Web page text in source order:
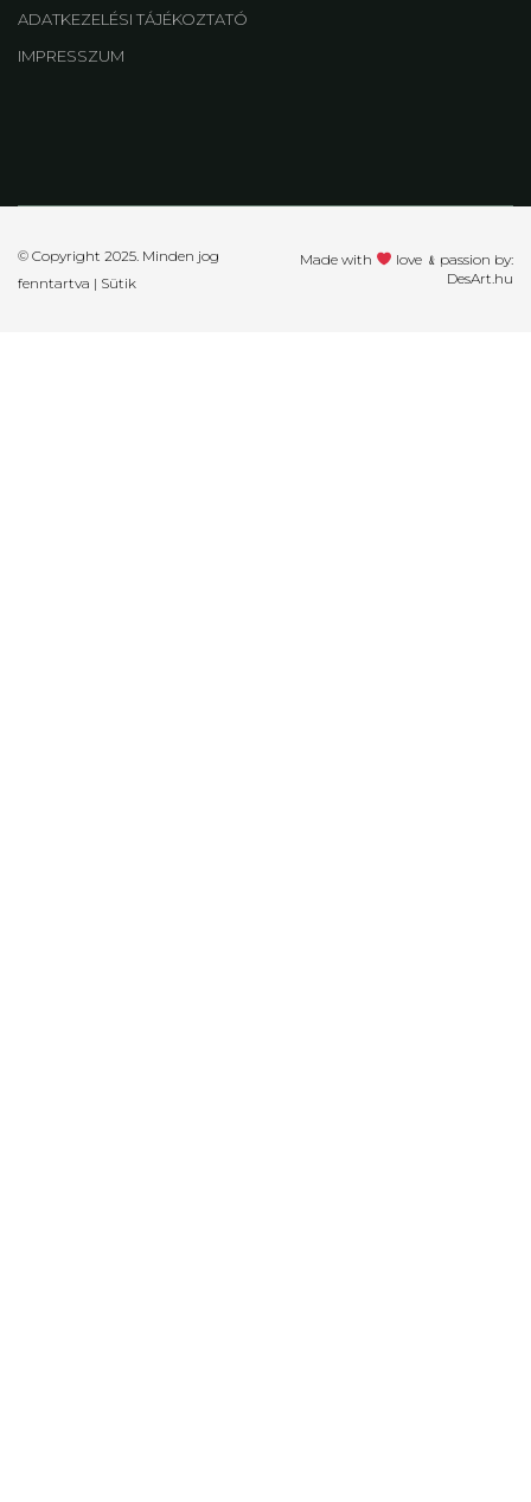
ADATKEZELÉSI TÁJÉKOZTATÓ
IMPRESSZUM
Made with
love ﹠passion by:
DesArt.hu
© Copyright 2025. Minden jog
fenntartva | Sütik